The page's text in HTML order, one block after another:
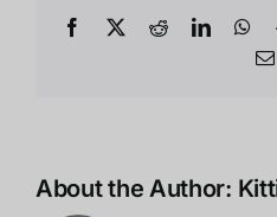
3
は
Facebook
X Reddit
About the Author: